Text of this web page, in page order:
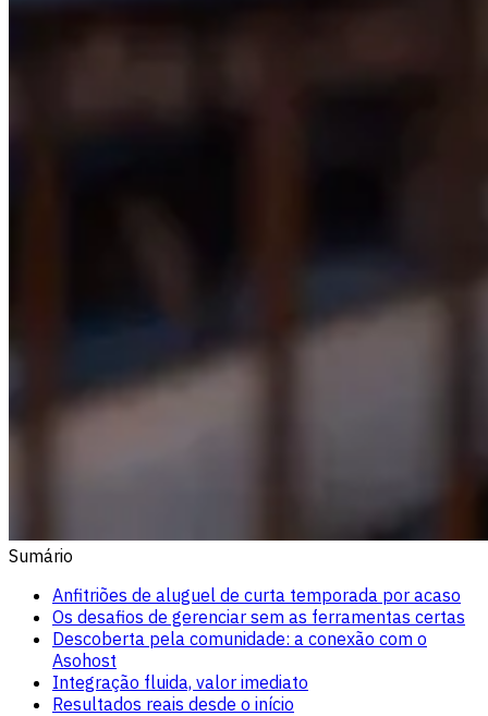
Sumário
Anfitriões de aluguel de curta temporada por acaso
Os desafios de gerenciar sem as ferramentas certas
Descoberta pela comunidade: a conexão com o
Asohost
Integração fluida, valor imediato
Resultados reais desde o início